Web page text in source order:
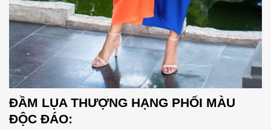
ĐẦM LỤA THƯỢNG HẠNG PHỐI MÀU
ĐỘC ĐÁO: